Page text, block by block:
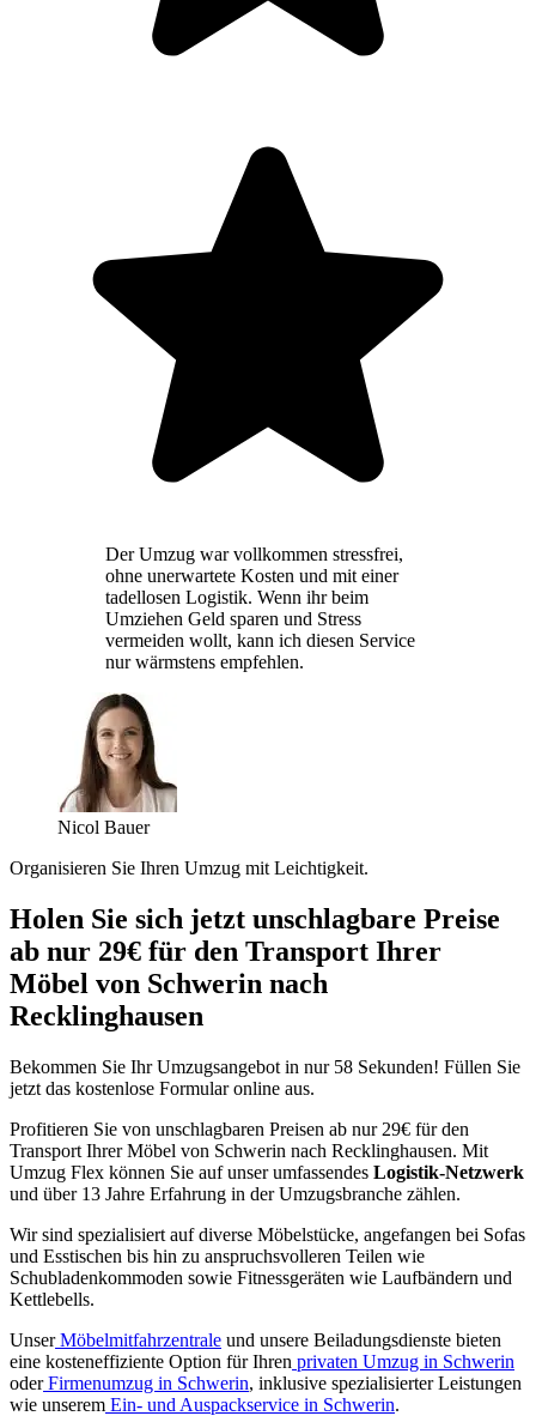
Der Umzug war vollkommen stressfrei,
ohne unerwartete Kosten und mit einer
tadellosen Logistik. Wenn ihr beim
Umziehen Geld sparen und Stress
vermeiden wollt, kann ich diesen Service
nur wärmstens empfehlen.
Nicol Bauer
Organisieren Sie Ihren Umzug mit Leichtigkeit.
Holen Sie sich jetzt unschlagbare Preise
ab nur 29€ für den Transport Ihrer
Möbel von Schwerin nach
Recklinghausen
Bekommen Sie Ihr Umzugsangebot in nur 58 Sekunden! Füllen Sie
jetzt das kostenlose Formular online aus.
Profitieren Sie von unschlagbaren Preisen ab nur 29€ für den
Transport Ihrer Möbel von Schwerin nach Recklinghausen. Mit
Umzug Flex können Sie auf unser umfassendes Logistik-Netzwerk
und über 13 Jahre Erfahrung in der Umzugsbranche zählen.
Wir sind spezialisiert auf diverse Möbelstücke, angefangen bei Sofas
und Esstischen bis hin zu anspruchsvolleren Teilen wie
Schubladenkommoden sowie Fitnessgeräten wie Laufbändern und
Kettlebells.
UnserMöbelmitfahrzentrale und unsere Beiladungsdienste bieten
eine kosteneffiziente Option für Ihren privaten Umzug in Schwerin
oderFirmenumzug in Schwerin, inklusive spezialisierter Leistungen
wie unserem Ein- und Auspackservice in Schwerin.